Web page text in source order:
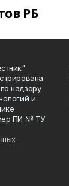
РБ
надзору
и
ПИ № ТУ